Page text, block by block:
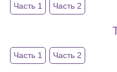
Часть 1 Часть 2
Часть 1 Часть 2